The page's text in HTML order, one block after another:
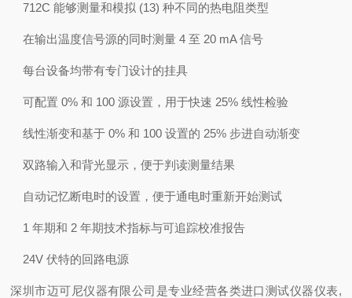
712C 能够测量和模拟 (13) 种不同的热电阻类型
在输出温度信号源的同时测量 4 至 20 mA 信号
每台设备均带有专门设计的挂具
可配置 0% 和 100 源设置，用于快速 25% 线性检验
线性渐变和基于 0% 和 100 设置的 25% 步进自动渐变
双路输入和背光显示，便于判读测量结果
自动记忆断电时的设置，便于通电时重新开始测试
1 年期和 2 年期技术指标与可追踪校准报告
24V 伏特的回路电源
深圳市迈可尼仪器有限公司是专业经营各类进口测试仪器仪表,